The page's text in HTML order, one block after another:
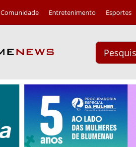
Comunidade Entretenimento Esportes